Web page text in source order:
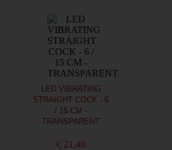
LED VIBRATING
STRAIGHT COCK - 6
/ 15 CM -
TRANSPARENT
€ 21,48